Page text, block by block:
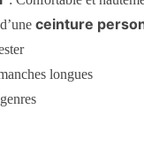
ceinture
longues